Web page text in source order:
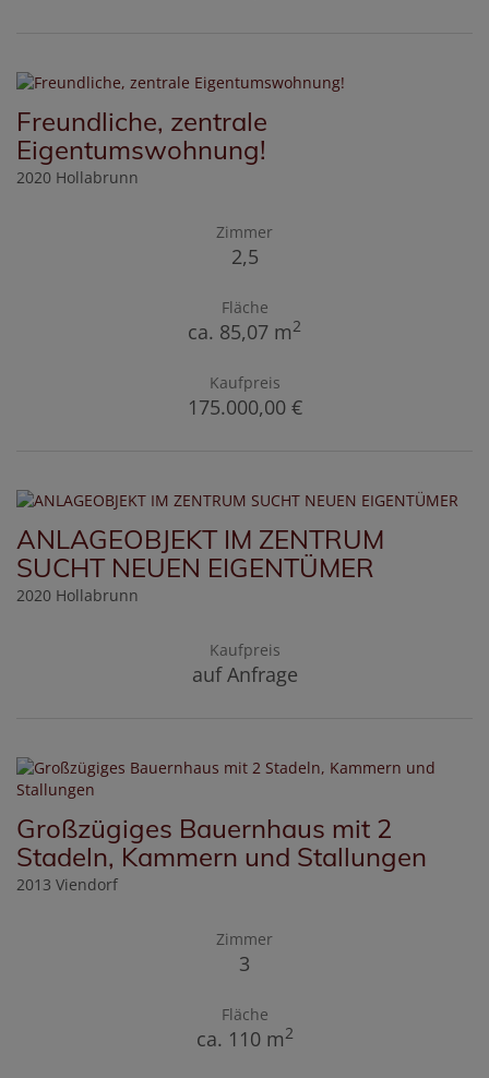
Freundliche, zentrale
Eigentumswohnung!
2020 Hollabrunn
Zimmer
2,5
Fläche
ca. 85,07 m2
Kaufpreis
175.000,00 €
ANLAGEOBJEKT IM ZENTRUM
SUCHT NEUEN EIGENTÜMER
2020 Hollabrunn
Kaufpreis
auf Anfrage
Großzügiges Bauernhaus mit 2
Stadeln, Kammern und Stallungen
2013 Viendorf
Zimmer
3
Fläche
ca. 110 m2